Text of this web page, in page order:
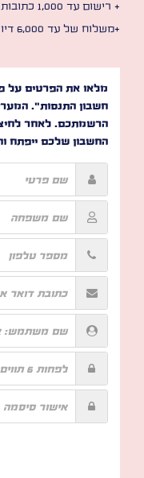
+ רישום עד 1,000 כתובות של לקוחות
+משלוח של עד 6,000 דיוורים
מלאו את הפרטים על
חשבון התנסות".
הרשמתכם. לאחר
החשבון שלכם ייפתח